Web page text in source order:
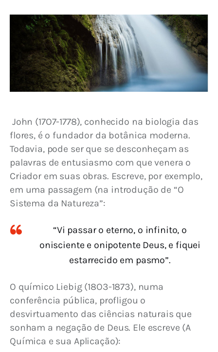
flores, é o fundador da botânica moderna.
Todavia, pode ser que se desconheçam as
palavras de entusiasmo com que venera o
Criador em suas obras. Escreve, por exemplo,
em uma passagem (na introdução de “O
Sistema da Natureza”:
“Vi passar o eterno, o infinito, o
onisciente e onipotente Deus, e fiquei
estarrecido em pasmo”.
O químico Liebig (18O3-1873), numa
conferência pública, profligou o
desvirtuamento das ciências naturais que
sonham a negação de Deus. Ele escreve (A
Química e sua Aplicação):